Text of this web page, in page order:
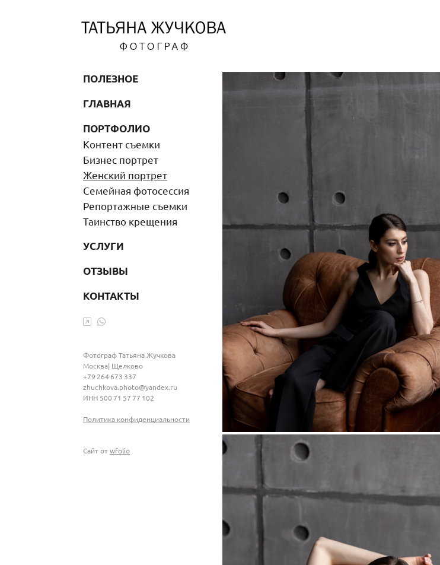
ПОЛЕЗНОЕ
ГЛАВНАЯ
ПОРТФОЛИО
Контент съемки
Бизнес портрет
Женский портрет
Семейная фотосессия
Репортажные съемки
Таинство крещения
УСЛУГИ
ОТЗЫВЫ
КОНТАКТЫ
Фотограф Татьяна Жучкова
Москва| Щелково
+79 264 673 337
zhuchkova.photo@yandex.ru
ИНН 500 71 57 77 102
Политика конфиденциальности
Сайт отwfolio